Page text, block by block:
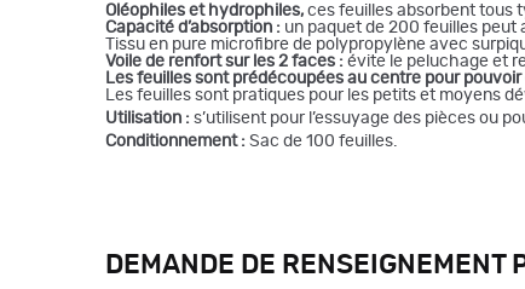
Oléophiles et hydrophiles, ces feuilles absorbent tous
Capacité d’absorption : un paquet de 200 feuilles peut
Tissu en pure microfibre de polypropylène avec
Voile de renfort sur les 2 faces : évite le peluchage et
Les feuilles sont prédécoupées au centre pour
Les feuilles sont pratiques pour les petits et moyens
Utilisation : s’utilisent pour l’essuyage des pièces ou
Conditionnement : Sac de 100 feuilles.
DEMANDE DE RENSEIGNEMENT